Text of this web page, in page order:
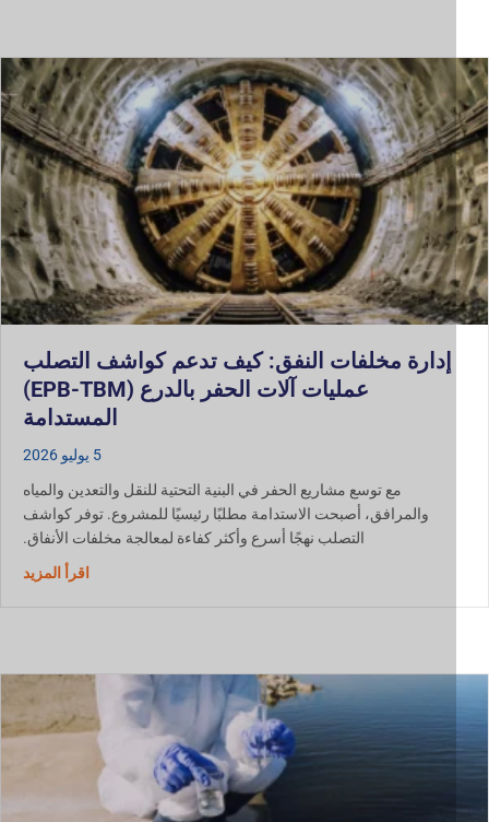
إدارة مخلفات النفق: كيف تدعم كواشف التصلب
عمليات آلات الحفر بالدرع (EPB-TBM)
المستدامة
مع توسع مشاريع الحفر في البنية التحتية للنقل والتعدين والمياه
والمرافق، أصبحت الاستدامة مطلبًا رئيسيًا للمشروع. توفر كواشف
التصلب نهجًا أسرع وأكثر كفاءة لمعالجة مخلفات الأنفاق.
اقرأ المزيدحول